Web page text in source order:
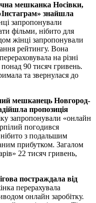
мешканка Носівки,
знайшла
запропонували
фільми, нібито для
жінці запропонували
рейтингу. Вона
на різні
понад 90 тисяч гривень.
та звернулася до
мешканець Новгород-
пропозиція
запропонували «онлайн
погодився
з подальшим
прибутком. Загалом
22 тисяч гривень,
постраждала від
перерахувала
онлайн заробітку.